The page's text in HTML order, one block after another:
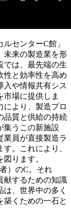
センターC館」
未来の製造業を形
では、最先端の生
性と効率性を高め
入や情報共有シス
市場に提供しま
により、製造プロ
品質と供給の持続
集うこの新施設
業員が直接製造ラ
。これにより、
ります。
）のC。それ
献するための知識
、世界中の多く
築くための一石と